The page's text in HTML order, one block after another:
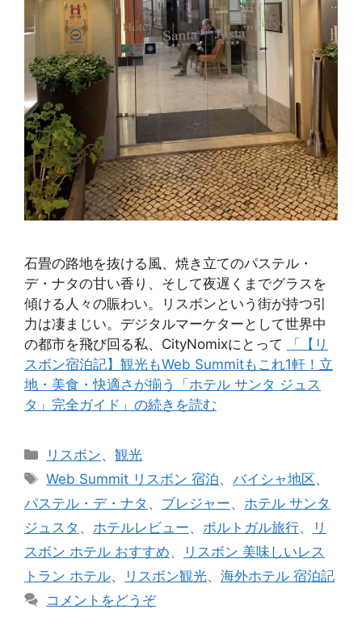
石畳の路地を抜ける風、焼き立てのパステル・
デ・ナタの甘い香り、そして夜遅くまでグラスを
傾ける人々の賑わい。リスボンという街が持つ引
力は凄まじい。デジタルマーケターとして世界中
の都市を飛び回る私、CityNomixにとって
「【リ
スボン宿泊記】観光もWeb Summitもこれ1軒！立
地・美食・快適さが揃う「ホテル サンタ ジュス
タ」完全ガイド」の続きを読む
カ
テ
リ
ー
リスボン、観光
タ
グ
Web Summit リスボン 宿泊、バイシャ地区、
パステル・デ・ナタ 、 ブレジャー、 ホテル サンタ
ジュスタ 、 ホテルレビュー、 ポルトガル旅行、
リ
スボン ホテル おすすめ、
リスボン 美味しいレス
トラン ホテル、 リスボン観光、 海外ホテル 宿泊記
コメントをどうぞ